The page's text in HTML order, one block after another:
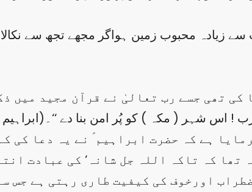
تھی جسے رب تعالیٰ نے قرآن مجید میں
اس شہر ( مکہ ) کو پُر امن بنا دے ‘‘۔(ابراہیم ۱۴،۳۵)
ہے کہ حضرت ابراہیم ؑ نے یہ دعا کی کہ
تھا کہ تاکہ اللہ جل شانہ‘ کی عبادت
اورخوف کی کیفیت طاری رہتی ہے جس